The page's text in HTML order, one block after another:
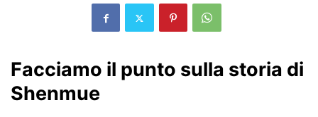
Facciamo il punto sulla storia di
Shenmue